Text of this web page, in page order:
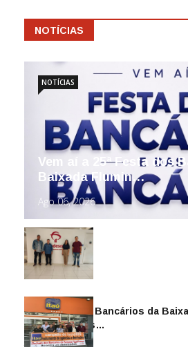
NOTÍCIAS
Vem aí a 25ª Festa dos
Baixada Flumin…
Ago 06, 2026
NOTÍCIAS
Sindicato dos Bancários da
reintegra mais…
Jul 14, 2026